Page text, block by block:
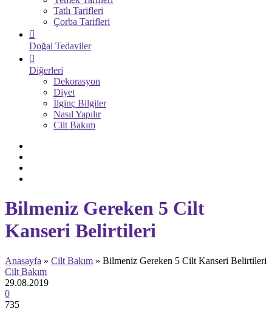
Tatlı Tarifleri
Çorba Tarifleri
Doğal Tedaviler
Diğerleri
Dekorasyon
Diyet
İlginç Bilgiler
Nasıl Yapılır
Cilt Bakım
Bilmeniz Gereken 5 Cilt
Kanseri Belirtileri
Anasayfa » Cilt Bakım » Bilmeniz Gereken 5 Cilt Kanseri Belirtileri
Cilt Bakım
29.08.2019
0
735